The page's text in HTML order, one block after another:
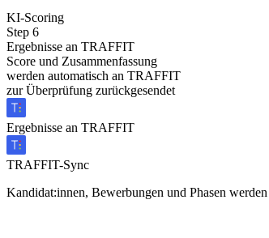
KI-Scoring
Step 6
Ergebnisse an TRAFFIT
Score und Zusammenfassung
werden automatisch an TRAFFIT
zur Überprüfung zurückgesendet
Ergebnisse an TRAFFIT
TRAFFIT-Sync
Kandidat:innen, Bewerbungen und Phasen